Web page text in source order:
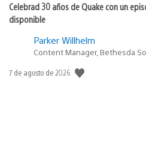
Celebrad 30 años de Quake con un
disponible
Parker Willhelm
Content Manager, Bethesda
Fecha
7 de agosto de 2026